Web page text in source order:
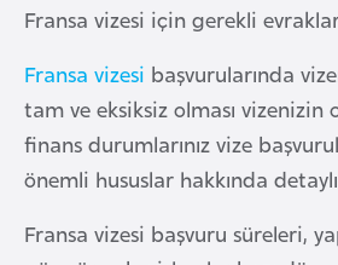
Fransa vizesi için gerekli
Fransa vizesi başvurularında
tam ve eksiksiz olması vizenizin
finans durumlarınız vize
önemli hususlar hakkında
Fransa vizesi başvuru süreleri,